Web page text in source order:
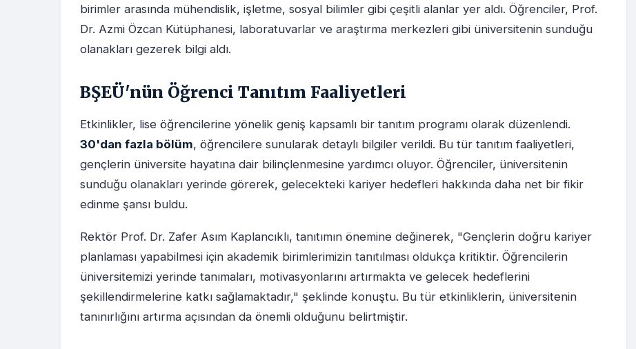
birimler arasında mühendislik, işletme, sosyal bilimler gibi çeşitli alanlar yer aldı. Öğrenciler, Prof.
Dr. Azmi Özcan Kütüphanesi, laboratuvarlar ve araştırma merkezleri gibi üniversitenin sunduğu
olanakları gezerek bilgi aldı.
BŞEÜ'nün Öğrenci Tanıtım Faaliyetleri
Etkinlikler, lise öğrencilerine yönelik geniş kapsamlı bir tanıtım programı olarak düzenlendi.
30'dan fazla bölüm, öğrencilere sunularak detaylı bilgiler verildi. Bu tür tanıtım faaliyetleri,
gençlerin üniversite hayatına dair bilinçlenmesine yardımcı oluyor. Öğrenciler, üniversitenin
sunduğu olanakları yerinde görerek, gelecekteki kariyer hedefleri hakkında daha net bir fikir
edinme şansı buldu.
Rektör Prof. Dr. Zafer Asım Kaplancıklı, tanıtımın önemine değinerek, "Gençlerin doğru kariyer
planlaması yapabilmesi için akademik birimlerimizin tanıtılması oldukça kritiktir. Öğrencilerin
üniversitemizi yerinde tanımaları, motivasyonlarını artırmakta ve gelecek hedeflerini
şekillendirmelerine katkı sağlamaktadır," şeklinde konuştu. Bu tür etkinliklerin, üniversitenin
tanınırlığını artırma açısından da önemli olduğunu belirtmiştir.